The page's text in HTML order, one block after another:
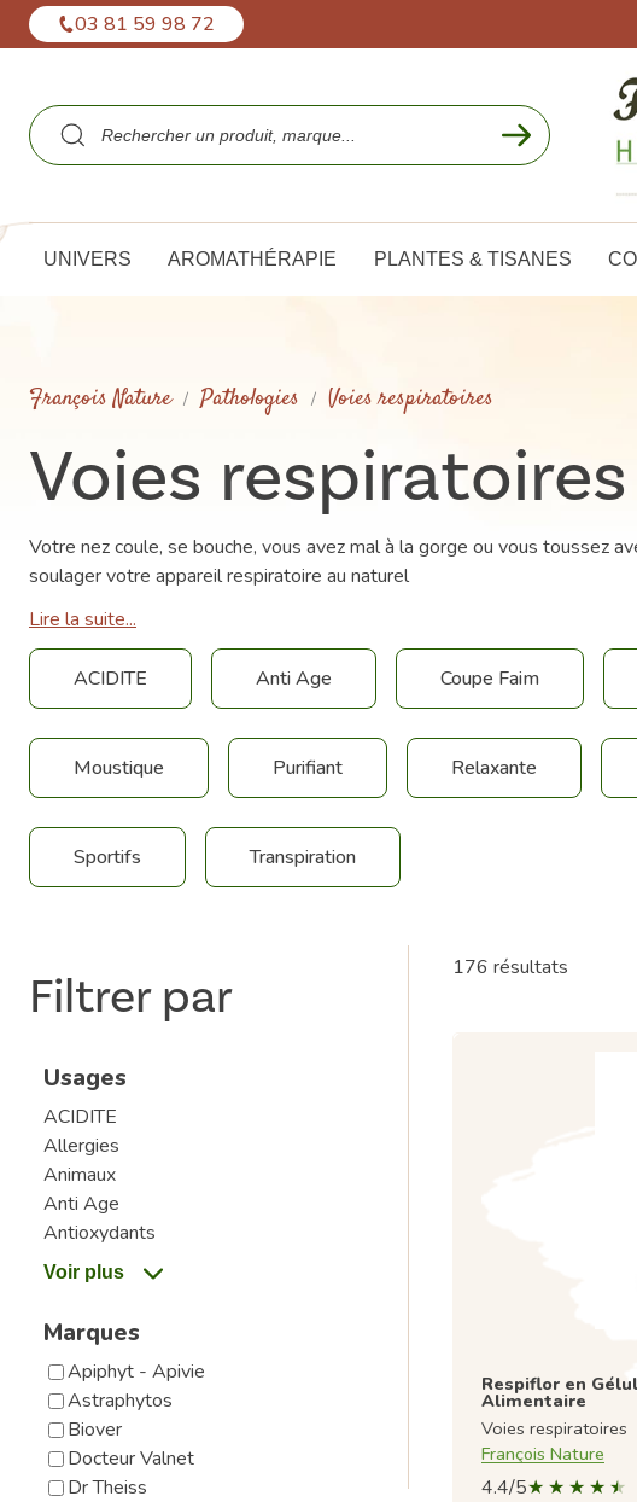
03 81 59 98 72
UNIVERS AROMATHÉRAPIE PLANTES & TISANES
François Nature Pathologies Voies respiratoires
Voies respiratoires
Votre nez coule, se bouche, vous avez mal à la gorge ou vous toussez
soulager votre appareil respiratoire au naturel
Lire la suite...
ACIDITE Anti Age Coupe Faim
Moustique Purifiant Relaxante
Sportifs Transpiration
Filtrer par
Usages
ACIDITE
Allergies
Animaux
Anti Age
Antioxydants
Marques
Apiphyt - Apivie
Astraphytos
Biover
Docteur Valnet
Dr Theiss
176 résultats
Respiflor en
Alimentaire
Voies respiratoires
François Nature
4.4/5
Panneau de gestion des cookies